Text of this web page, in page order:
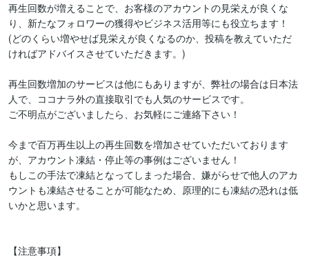
再生回数が増えることで、お客様のアカウントの見栄えが良くな
り、新たなフォロワーの獲得やビジネス活用等にも役立ちます！
(どのくらい増やせば見栄えが良くなるのか、投稿を教えていただ
ければアドバイスさせていただきます。)
再生回数増加のサービスは他にもありますが、弊社の場合は日本法
人で、ココナラ外の直接取引でも人気のサービスです。
ご不明点がございましたら、お気軽にご連絡下さい！
今まで百万再生以上の再生回数を増加させていただいております
が、アカウント凍結・停止等の事例はございません！
もしこの手法で凍結となってしまった場合、嫌がらせで他人のアカ
ウントも凍結させることが可能なため、原理的にも凍結の恐れは低
いかと思います。
【注意事項】